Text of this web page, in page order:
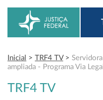
Inicial > TRF4 TV>
ampliada - Programa Via
TRF4 TV